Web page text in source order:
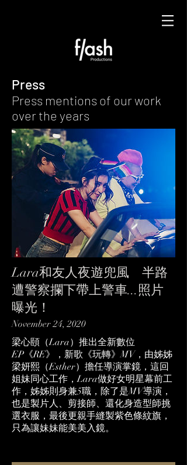
Press
Press mentions of our work
over the years
Lara和友人夜遊兜風 半路
遭警察攔下帶上警車...照片
曝光！
November 24, 2020
梁心頤（Lara）推出全新數位
EP《RE》，新歌《玩轉》MV，由姊姊
梁妍熙（Esther）擔任導演掌鏡，這回
姐妹同心工作，Lara做好女明星幕前工
作，姊姊則身兼5職，除了是MV導演，
也是製片人、剪接師、還化身造型師挑
選衣服，最後更親手縫製紫色條紋旗，
只為讓妹妹能美美入鏡。